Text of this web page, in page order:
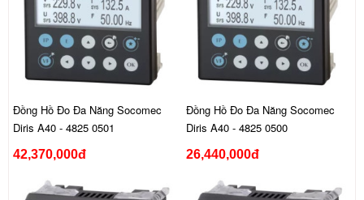
Đồng Hồ Đo Đa Năng Socomec
Diris A40 - 4825 0501
42,370,000đ
Đồng Hồ Đo Đa Năng Socomec
Diris A40 - 4825 0500
26,440,000đ